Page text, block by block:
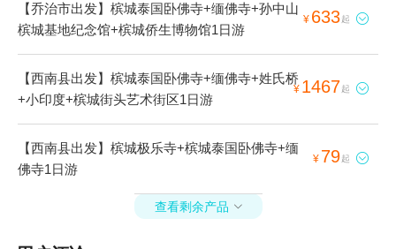
【乔治市出发】槟城泰国卧佛寺+缅佛寺+孙中山
槟城基地纪念馆+槟城侨生博物馆1日游
¥ 633起 
【西南县出发】槟城泰国卧佛寺+缅佛寺+姓氏桥
+小印度+槟城街头艺术街区1日游
¥ 1467起 
【西南县出发】槟城极乐寺+槟城泰国卧佛寺+缅
佛寺1日游
¥ 79起 
查看剩余产品 